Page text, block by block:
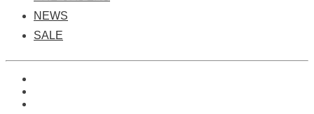
NEWS
SALE